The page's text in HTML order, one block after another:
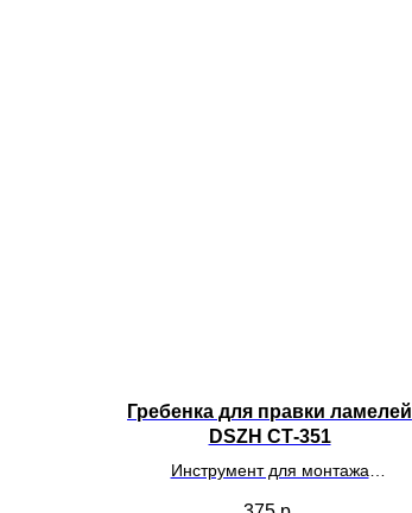
Гребенка для правки ламелей
DSZH СТ-351
Инструмент для монтажа